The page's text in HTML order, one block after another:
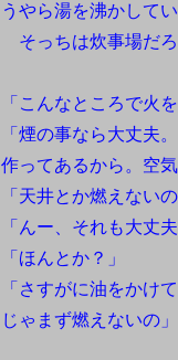
うやら湯を沸かしてい
そっちは炊事場だろ
「こんなところで火
「煙の事なら大丈夫
作ってあるから。空
「天井とか燃えないの
「んー、それも大丈
「ほんとか？」
「さすがに油をかけ
じゃまず燃えないの」